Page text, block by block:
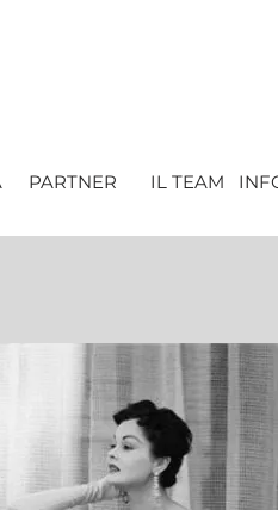
PARTNER IL TEAM